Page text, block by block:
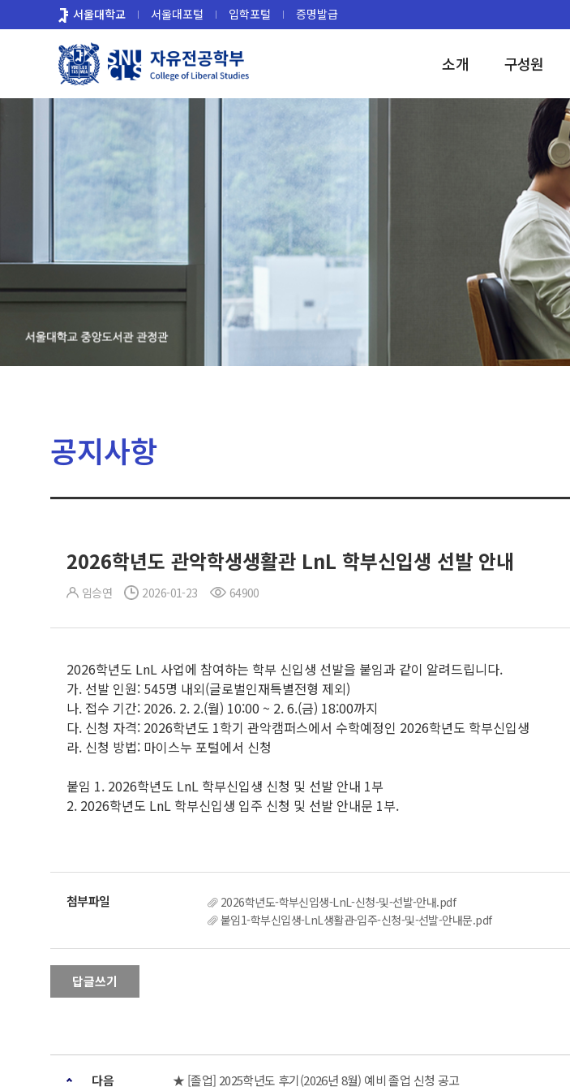
로
서울대학교 서울대포털 입학포털 증명발급
소개 구성원
공지사항
2026학년도 관악학생생활관 LnL 학부신입생 선발 안내
임승연 2026-01-23 64900
2026학년도 LnL 사업에 참여하는 학부 신입생 선발을 붙임과 같이 알려드립니다.
가. 선발 인원: 545명 내외(글로벌인재특별전형 제외)
나. 접수 기간: 2026. 2. 2.(월) 10:00 ~ 2. 6.(금) 18:00까지
다. 신청 자격: 2026학년도 1학기 관악캠퍼스에서 수학예정인 2026학년도 학부신입생
라. 신청 방법: 마이스누 포털에서 신청
붙임 1. 2026학년도 LnL 학부신입생 신청 및 선발 안내 1부
2. 2026학년도 LnL 학부신입생 입주 신청 및 선발 안내문 1부.
2026학년도-학부신입생-LnL-신청-및-선발-안내.pdf
붙임1-학부신입생-LnL생활관-입주-신청-및-선발-안내문.pdf
답글쓰기
다음 ★ [졸업] 2025학년도 후기(2026년 8월) 예비 졸업 신청 공고